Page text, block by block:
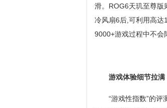
滑。ROG6天玑至尊版
冷风扇6后,可利用高达
9000+游戏过程中不会
游戏体验细节拉
“游戏性指数”的